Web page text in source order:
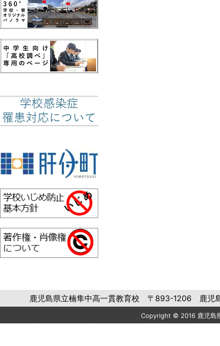
鹿児島県立楠隼中高一貫教育校 〒893-1206 鹿
Copyright © 2016 鹿児島